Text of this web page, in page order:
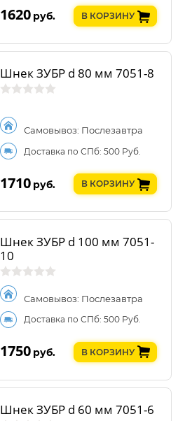
1620 руб. В КОРЗИНУ
Шнек ЗУБР d 80 мм 7051-8
Самовывоз: Послезавтра
Доставка по СПб: 500 Руб.
1710 руб. В КОРЗИНУ
Шнек ЗУБР d 100 мм 7051-
10
Самовывоз: Послезавтра
Доставка по СПб: 500 Руб.
1750 руб. В КОРЗИНУ
Шнек ЗУБР d 60 мм 7051-6